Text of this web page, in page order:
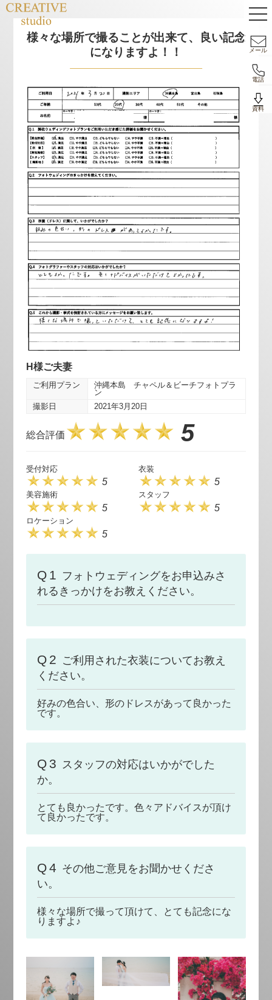
メール
電話
資料
様々な場所で撮ることが出来て、良い記念
になりますよ！！
H様ご夫妻
ご利用プラン
沖縄本島 チャペル＆ビーチフォトプラ
ン
撮影日
2021年3月20日
総合評価 5
受付対応
5
衣装
5
美容施術
5
スタッフ
5
ロケーション
5
Q1 フォトウェディングをお申込みさ
れるきっかけをお教えください。
Q2 ご利用された衣装についてお教え
ください。
好みの色合い、形のドレスがあって良かった
です。
Q3 スタッフの対応はいかがでした
か。
とても良かったです。色々アドバイスが頂け
て良かったです。
Q4 その他ご意見をお聞かせくださ
い。
様々な場所で撮って頂けて、とても記念にな
りますよ♪